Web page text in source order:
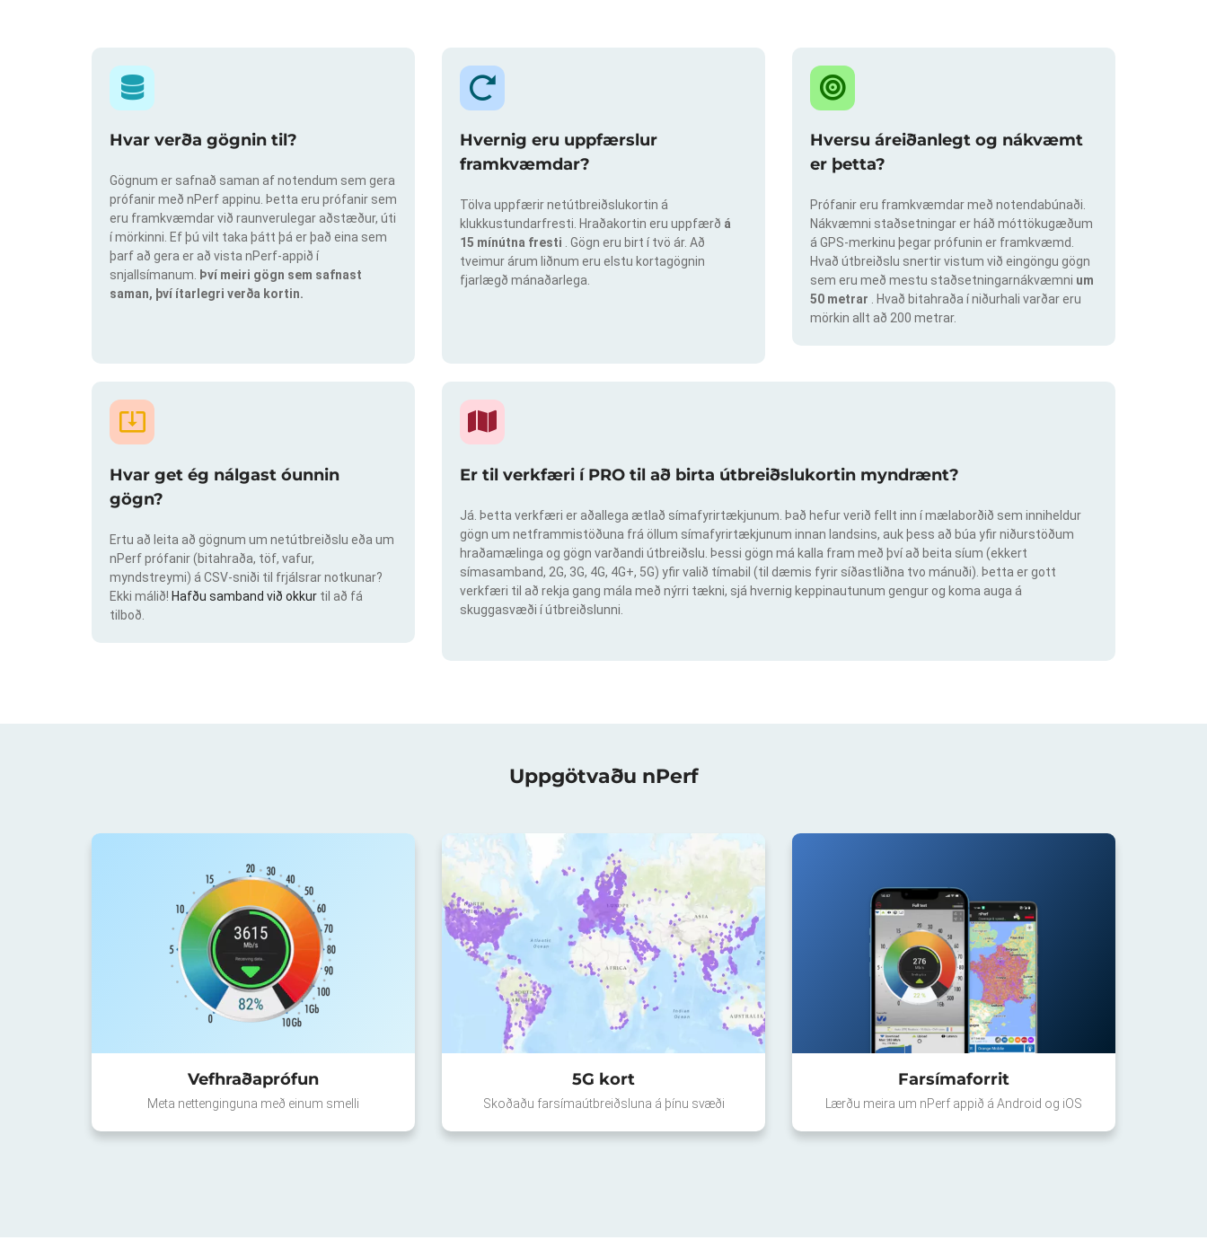
Hvar verða gögnin til?
Gögnum er safnað saman af notendum sem gera
prófanir með nPerf appinu. Þetta eru prófanir sem
eru framkvæmdar við raunverulegar aðstæður, úti
í mörkinni. Ef þú vilt taka þátt þá er það eina sem
þarf að gera er að vista nPerf-appið í
snjallsímanum.
Því meiri gögn sem safnast
saman, því ítarlegri verða kortin.
Hvernig eru uppfærslur
framkvæmdar?
Tölva uppfærir netútbreiðslukortin á
klukkustundarfresti. Hraðakortin eru uppfærð á
15 mínútna fresti
. Gögn eru birt í tvö ár. Að
tveimur árum liðnum eru elstu kortagögnin
fjarlægð mánaðarlega.
Hversu áreiðanlegt og nákvæmt
er þetta?
Prófanir eru framkvæmdar með notendabúnaði.
Nákvæmni staðsetningar er háð móttökugæðum
á GPS-merkinu þegar prófunin er framkvæmd.
Hvað útbreiðslu snertir vistum við eingöngu gögn
sem eru með mestu staðsetningarnákvæmni um
50 metrar
. Hvað bitahraða í niðurhali varðar eru
mörkin allt að 200 metrar.
Hvar get ég nálgast óunnin
gögn?
Ertu að leita að gögnum um netútbreiðslu eða um
nPerf prófanir (bitahraða, töf, vafur,
myndstreymi) á CSV-sniði til frjálsrar notkunar?
Ekki málið! Hafðu samband við okkur til að fá
tilboð.
Er til verkfæri í PRO til að birta útbreiðslukortin myndrænt?
Já. Þetta verkfæri er aðallega ætlað símafyrirtækjunum. Það hefur verið fellt inn í mælaborðið sem inniheldur
gögn um netframmistöðuna frá öllum símafyrirtækjunum innan landsins, auk þess að búa yfir niðurstöðum
hraðamælinga og gögn varðandi útbreiðslu. Þessi gögn má kalla fram með því að beita síum (ekkert
símasamband, 2G, 3G, 4G, 4G+, 5G) yfir valið tímabil (til dæmis fyrir síðastliðna tvo mánuði). Þetta er gott
verkfæri til að rekja gang mála með nýrri tækni, sjá hvernig keppinautunum gengur og koma auga á
skuggasvæði í útbreiðslunni.
Uppgötvaðu nPerf
Vefhraðaprófun
Meta nettenginguna með einum smelli
5G kort
Skoðaðu farsímaútbreiðsluna á þínu svæði
Farsímaforrit
Lærðu meira um nPerf appið á Android og iOS